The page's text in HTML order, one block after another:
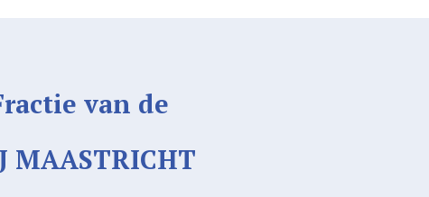
van de
MAASTRICHT